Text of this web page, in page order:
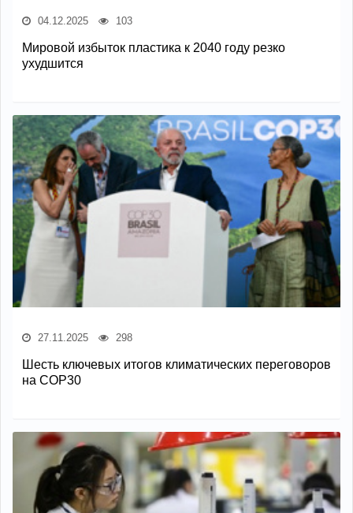
04.12.2025 103
Мировой избыток пластика к 2040 году резко
ухудшится
27.11.2025 298
Шесть ключевых итогов климатических переговоров
на COP30